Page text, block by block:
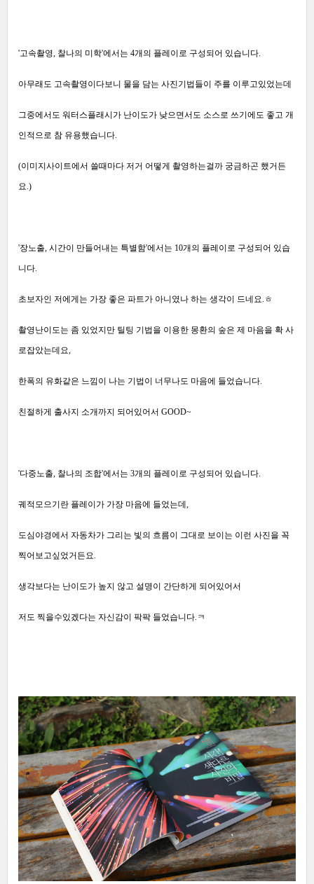
'고속촬영, 찰나의 미학'에서는 4개의 플레이로 구성되어 있습니다.
아무래도 고속촬영이다보니 물을 담는 사진기법들이 주를 이루고있었는데
그중에서도 워터스플래시가 난이도가 낮으면서도 소스로 쓰기에도 좋고 개
인적으로 참 유용했습니다.
(이미지사이트에서 쓸때마다 저거 어떻게 촬영하는걸까 궁금하곤 했거든
요.)
'장노출, 시간이 만들어내는 특별함'에서는 10개의 플레이로 구성되어 있습
니다.
초보자인 저에게는 가장 좋은 파트가 아니였나 하는 생각이 드네요.ㅎ
촬영난이도는 좀 있었지만 틸팅 기법을 이용한 몽환의 숲은 제 마음을 확 사
로잡았는데요,
한폭의 유화같은 느낌이 나는 기법이 너무나도 마음에 들었습니다.
친절하게 출사지 소개까지 되어있어서 GOOD~
'다중노출, 찰나의 조합'에서는 3개의 플레이로 구성되어 있습니다.
궤적모으기란 플레이가 가장 마음에 들었는데,
도심야경에서 자동차가 그리는 빛의 흐름이 그대로 보이는 이런 사진을 꼭
찍어보고싶었거든요.
생각보다는 난이도가 높지 않고 설명이 간단하게 되어있어서
저도 찍을수있겠다는 자신감이 팍팍 들었습니다.ㅋ